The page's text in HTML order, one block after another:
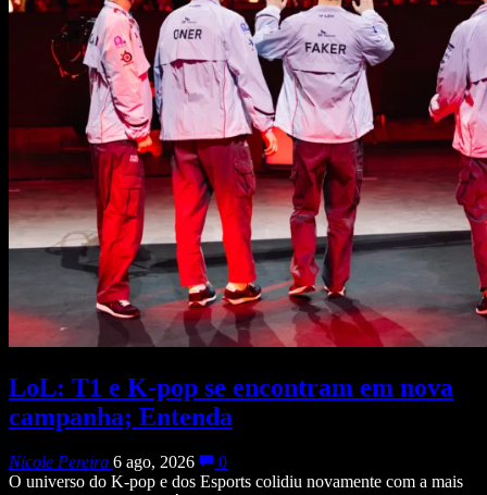
LoL: T1 e K-pop se encontram em nova
campanha; Entenda
Nicole Pereira 6 ago, 2026
0
O universo do K-pop e dos Esports colidiu novamente com a mais